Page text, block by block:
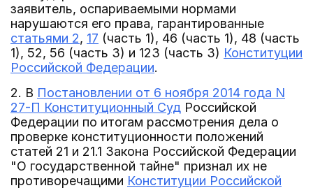
заявитель, оспариваемыми нормами
нарушаются его права, гарантированные
статьями 2, 17 (часть 1), 46 (часть 1), 48 (часть
1), 52, 56 (часть 3) и 123 (часть 3) Конституции
Российской Федерации.
2. В Постановлении от 6 ноября 2014 года N
27-П Конституционный Суд Российской
Федерации по итогам рассмотрения дела о
проверке конституционности положений
статей 21 и 21.1 Закона Российской Федерации
"О государственной тайне" признал их не
противоречащими Конституции Российской